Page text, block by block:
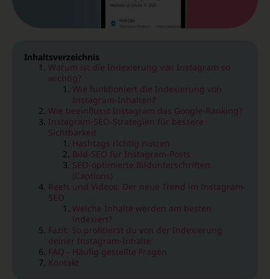
Inhaltsverzeichnis
Warum ist die Indexierung von Instagram so
wichtig?
Wie funktioniert die Indexierung von
Instagram-Inhalten?
Wie beeinflusst Instagram das Google-Ranking?
Instagram-SEO-Strategien für bessere
Sichtbarkeit
Hashtags richtig nutzen
Bild-SEO für Instagram-Posts
SEO-optimierte Bildunterschriften
(Captions)
Reels und Videos: Der neue Trend im Instagram-
SEO
Welche Inhalte werden am besten
indexiert?
Fazit: So profitierst du von der Indexierung
deiner Instagram-Inhalte
FAQ - Häufig gestellte Fragen
Kontakt